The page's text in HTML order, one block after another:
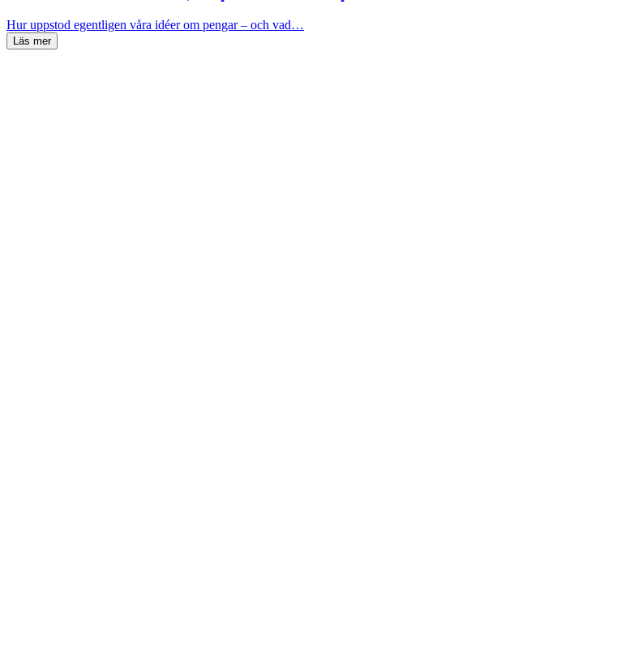
Hur uppstod egentligen våra idéer om pengar – och vad…
Läs mer